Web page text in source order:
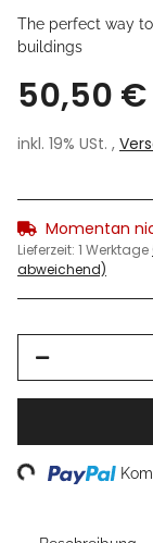
The perfect way
buildings
50,50 €
inkl. 19% USt. ,
Momentan
Lieferzeit: 1 Werktage
abweichend)